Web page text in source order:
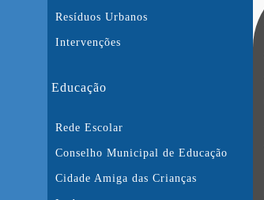
Resíduos Urbanos
Intervenções
Educação
Rede Escolar
Conselho Municipal de Educação
Cidade Amiga das Crianças